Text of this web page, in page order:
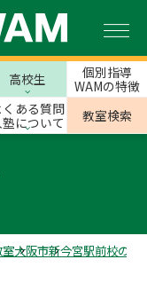
高校生
個別指導
WAMの特徴
くある質問
塾について
教室検索
大阪市新今宮駅前校のス